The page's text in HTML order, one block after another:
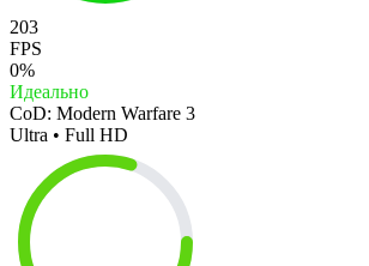
203
FPS
0%
Идеально
CoD: Modern Warfare 3
Ultra • Full HD